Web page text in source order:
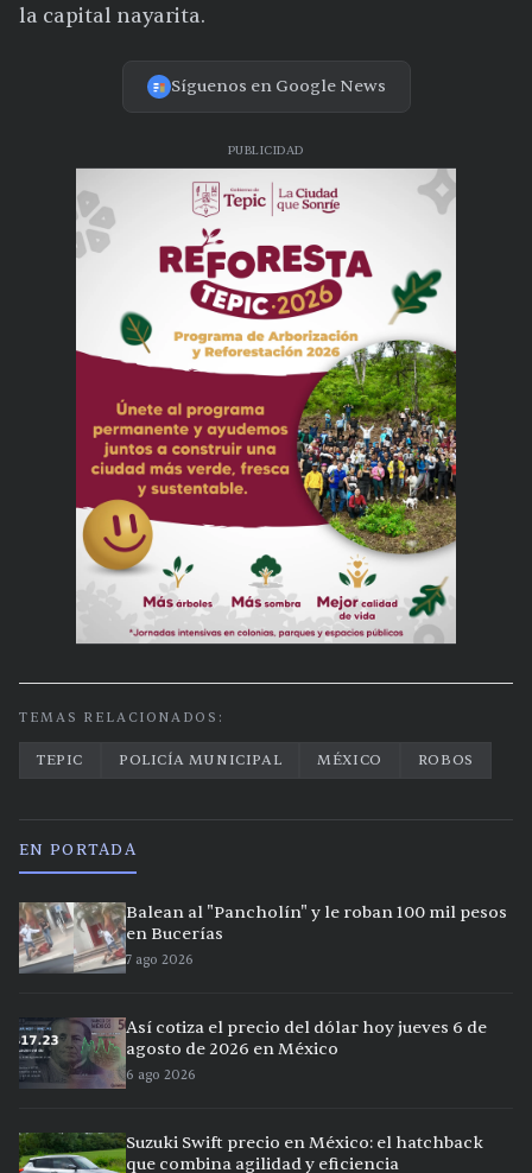
la capital nayarita.
Síguenos en Google News
PUBLICIDAD
TEMAS RELACIONADOS:
TEPIC POLICÍA MUNICIPAL MÉXICO ROBOS
EN PORTADA
Balean al "Pancholín" y le roban 100 mil pesos
en Bucerías
7 ago 2026
Así cotiza el precio del dólar hoy jueves 6 de
agosto de 2026 en México
6 ago 2026
Suzuki Swift precio en México: el hatchback
que combina agilidad y eficiencia